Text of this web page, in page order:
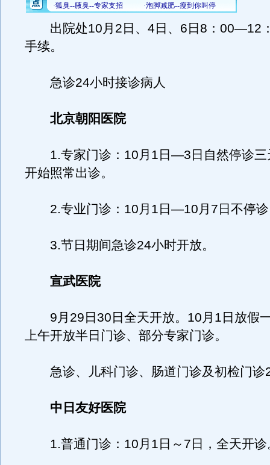
出院处10月2日、4日、6日8：00—12
手续。
急诊24小时接诊病人
北京朝阳医院
1.专家门诊：10月1日—3日自然停诊三
开始照常出诊。
2.专业门诊：10月1日—10月7日不停诊
3.节日期间急诊24小时开放。
宣武医院
9月29日30日全天开放。10月1日放假
上午开放半日门诊、部分专家门诊。
急诊、儿科门诊、肠道门诊及初检门诊
中日友好医院
1.普通门诊：10月1日～7日，全天开诊